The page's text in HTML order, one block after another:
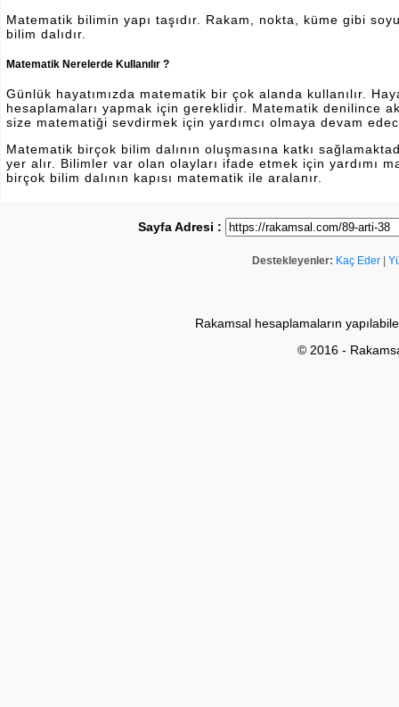
Matematik bilimin yapı taşıdır. Rakam, nokta, küme gibi
bilim dalıdır.
Matematik Nerelerde Kullanılır ?
Günlük hayatımızda matematik bir çok alanda kullanılır.
hesaplamaları yapmak için gereklidir. Matematik denilince
size matematiği sevdirmek için yardımcı olmaya devam
Matematik birçok bilim dalının oluşmasına katkı
yer alır. Bilimler var olan olayları ifade etmek için yardımı
birçok bilim dalının kapısı matematik ile aralanır.
Sayfa Adresi :
Destekleyenler: Kaç Eder
Rakamsal hesaplamaların
© 2016 -